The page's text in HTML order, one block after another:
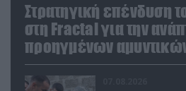
Στρατηγική επένδυση
στη Fractal για την
προηγμένων
σε Ελλάδα και Κύπρο